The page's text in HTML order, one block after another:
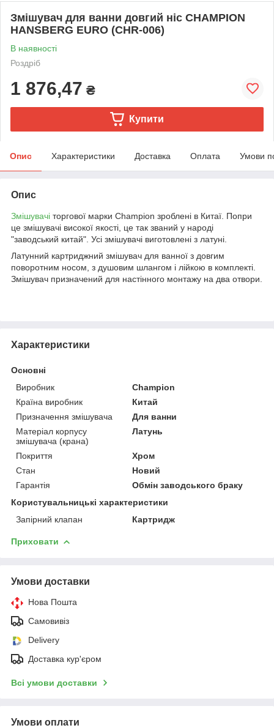
Змішувач для ванни довгий ніс CHAMPION
HANSBERG EURO (CHR-006)
В наявності
Роздріб
1 876,47 ₴
Купити
Опис Характеристики Доставка Оплата Умови
Опис
Змішувачі торгової марки Champion зроблені в Китаї. Попри
це змішувачі високої якості, це так званий у народі
"заводський китай". Усі змішувачі виготовлені з латуні.
Латунний картриджний змішувач для ванної з довгим
поворотним носом, з душовим шлангом і лійкою в комплекті.
Змішувач призначений для настінного монтажу на два отвори.
Характеристики
Основні
Виробник
Champion
Країна виробник
Китай
Призначення змішувача
Для ванни
Матеріал корпусу
змішувача (крана)
Латунь
Покриття
Хром
Стан
Новий
Гарантія
Обмін заводського браку
Користувальницькі характеристики
Запірний клапан
Картридж
Приховати
Умови доставки
Нова Пошта
Самовивіз
Delivery
Доставка кур'єром
Всі умови доставки
Умови оплати